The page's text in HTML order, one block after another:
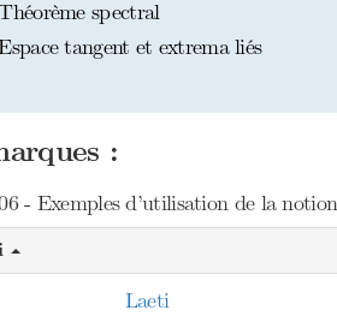
spectral
tangent et extrema liés
:
- Exemples d’utilisation de la
Laeti